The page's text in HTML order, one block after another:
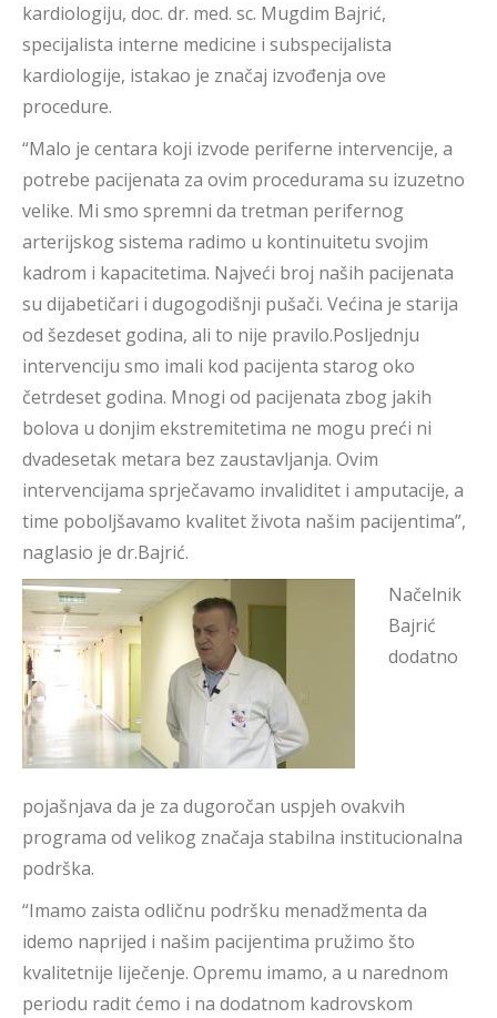
kardiologiju, doc. dr. med. sc. Mugdim Bajrić,
specijalista interne medicine i subspecijalista
kardiologije, istakao je značaj izvođenja ove
procedure.
“Malo je centara koji izvode periferne intervencije, a
potrebe pacijenata za ovim procedurama su izuzetno
velike. Mi smo spremni da tretman perifernog
arterijskog sistema radimo u kontinuitetu svojim
kadrom i kapacitetima. Najveći broj naših pacijenata
su dijabetičari i dugogodišnji pušači. Većina je starija
od šezdeset godina, ali to nije pravilo.Posljednju
intervenciju smo imali kod pacijenta starog oko
četrdeset godina. Mnogi od pacijenata zbog jakih
bolova u donjim ekstremitetima ne mogu preći ni
dvadesetak metara bez zaustavljanja. Ovim
intervencijama sprječavamo invaliditet i amputacije, a
time poboljšavamo kvalitet života našim pacijentima”,
naglasio je dr.Bajrić.
Načelnik
Bajrić
dodatno
pojašnjava da je za dugoročan uspjeh ovakvih
programa od velikog značaja stabilna institucionalna
podrška.
“Imamo zaista odličnu podršku menadžmenta da
idemo naprijed i našim pacijentima pružimo što
kvalitetnije liječenje. Opremu imamo, a u narednom
periodu radit ćemo i na dodatnom kadrovskom